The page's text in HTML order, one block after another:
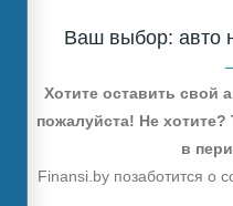
Ваш выбор: авто
Хотите оставить свой
пожалуйста! Не
в
Finansi.by позаботится о